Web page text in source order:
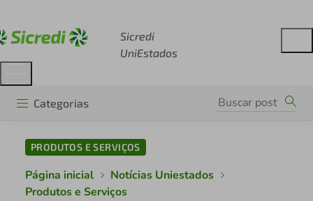
Sicredi
UniEstados
Categorias
PRODUTOS E SERVIÇOS
Página inicial
Notícias Uniestados
Produtos e Serviços